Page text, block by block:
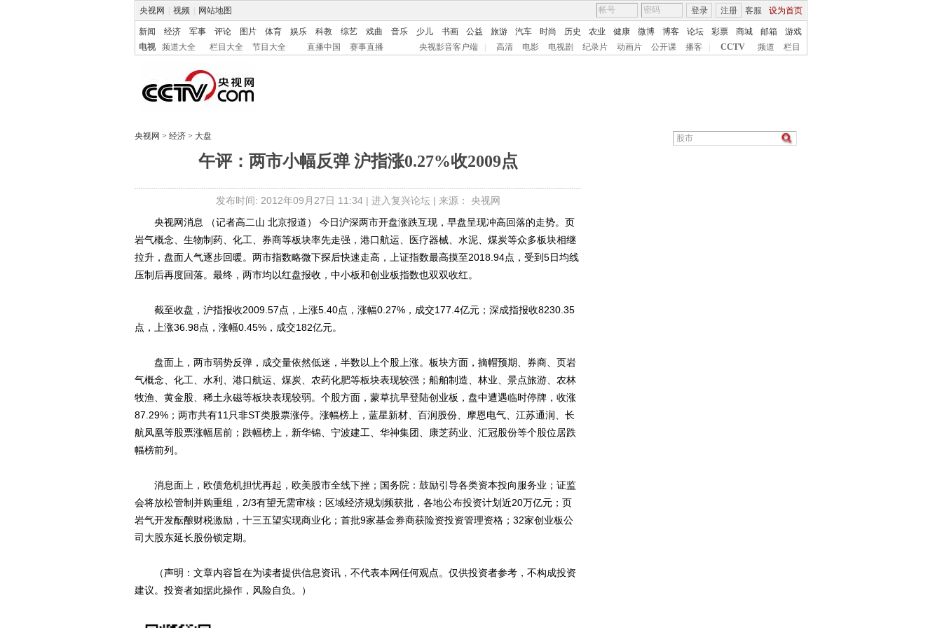
央视网 视频 网站地图 客服 设为首页
登录 注册
新闻 经济 军事 评论 图片 体育 娱乐 科教 综艺 戏曲 音乐 少儿 书画 公益 旅游 汽车 时尚 历史 农业 健康 微博 博客 论坛 彩票 商城 邮箱
游戏
电视
频道大全 栏目大全 节目大全 直播中国 赛事直播 央视影音客户端 高清 电影 电视剧 纪录片 动画片 公开课 播客 CCTV 频道 栏目
央视网 > 经济 > 大盘
午评：两市小幅反弹 沪指涨0.27%收2009点
发布时间: 2012年09月27日 11:34 | 进入复兴论坛| 来源： 央视网
央视网消息 （记者高二山 北京报道） 今日沪深两市开盘涨跌互现，早盘呈现冲高回落的走势。页
岩气概念、生物制药、化工、券商等板块率先走强，港口航运、医疗器械、水泥、煤炭等众多板块相继
拉升，盘面人气逐步回暖。两市指数略微下探后快速走高，上证指数最高摸至2018.94点，受到5日均线
压制后再度回落。最终，两市均以红盘报收，中小板和创业板指数也双双收红。
截至收盘，沪指报收2009.57点，上涨5.40点，涨幅0.27%，成交177.4亿元；深成指报收8230.35
点，上涨36.98点，涨幅0.45%，成交182亿元。
盘面上，两市弱势反弹，成交量依然低迷，半数以上个股上涨。板块方面，摘帽预期、券商、页岩
气概念、化工、水利、港口航运、煤炭、农药化肥等板块表现较强；船舶制造、林业、景点旅游、农林
牧渔、黄金股、稀土永磁等板块表现较弱。个股方面，蒙草抗旱登陆创业板，盘中遭遇临时停牌，收涨
87.29%；两市共有11只非ST类股票涨停。涨幅榜上，蓝星新材、百润股份、摩恩电气、江苏通润、长
航凤凰等股票涨幅居前；跌幅榜上，新华锦、宁波建工、华神集团、康芝药业、汇冠股份等个股位居跌
幅榜前列。
消息面上，欧债危机担忧再起，欧美股市全线下挫；国务院：鼓励引导各类资本投向服务业；证监
会将放松管制并购重组，2/3有望无需审核；区域经济规划频获批，各地公布投资计划近20万亿元；页
岩气开发酝酿财税激励，十三五望实现商业化；首批9家基金券商获险资投资管理资格；32家创业板公
司大股东延长股份锁定期。
（声明：文章内容旨在为读者提供信息资讯，不代表本网任何观点。仅供投资者参考，不构成投资
建议。投资者如据此操作，风险自负。）